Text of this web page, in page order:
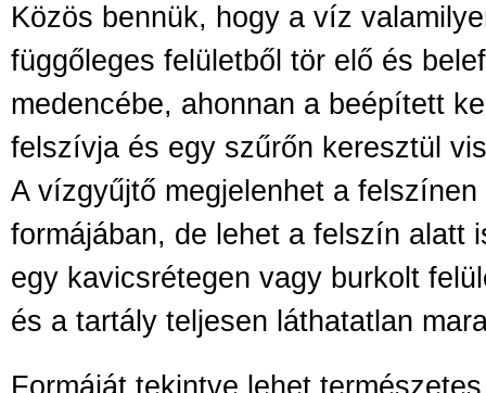
Közös bennük, hogy a víz
függőleges felületből tör elő és
medencébe, ahonnan a beépített
felszívja és egy szűrőn keresztül
A vízgyűjtő megjelenhet a
formájában, de lehet a felszín alatt
egy kavicsrétegen vagy burkolt
és a tartály teljesen láthatatlan
Formáját tekintve lehet